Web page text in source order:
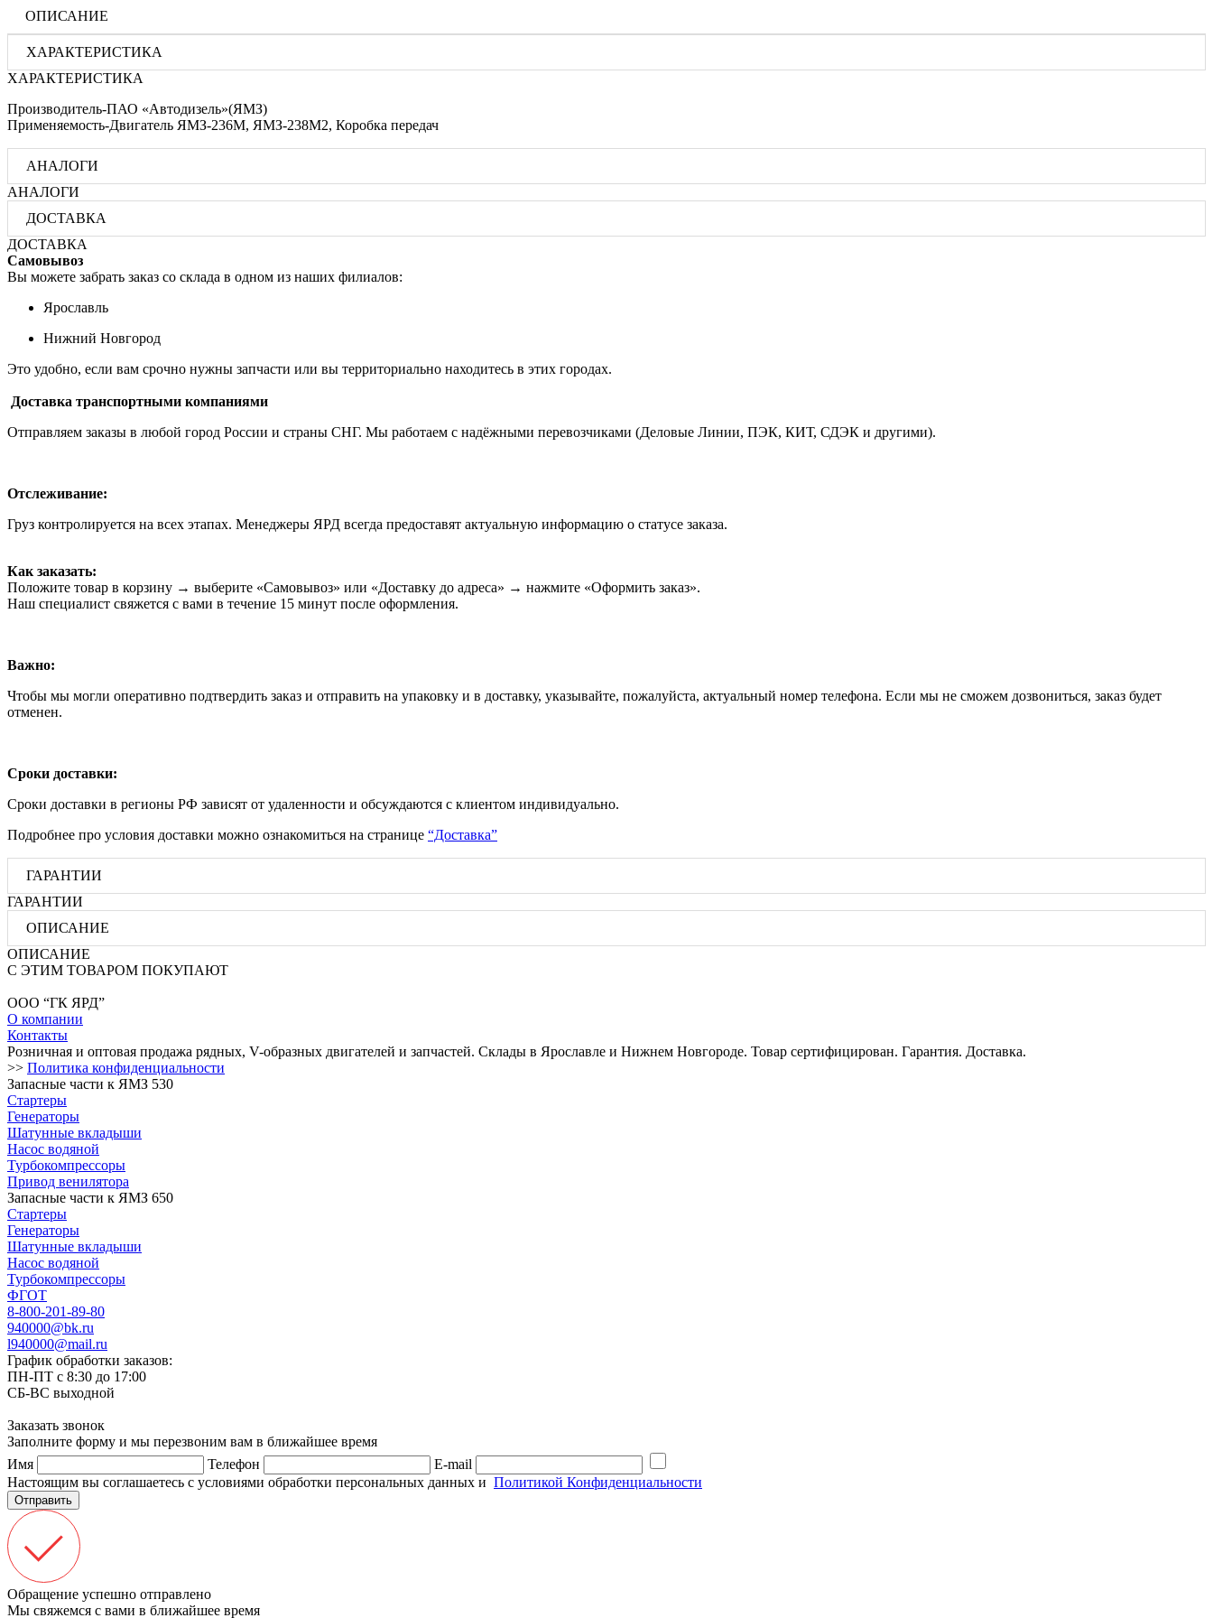
ОПИСАНИЕ
ХАРАКТЕРИСТИКА
ХАРАКТЕРИСТИКА
Производитель-ПАО «Автодизель»(ЯМЗ)
Применяемость-Двигатель ЯМЗ-236М, ЯМЗ-238М2, Коробка передач
АНАЛОГИ
АНАЛОГИ
ДОСТАВКА
ДОСТАВКА
Самовывоз
Вы можете забрать заказ со склада в одном из наших филиалов:
Ярославль
Нижний Новгород
Это удобно, если вам срочно нужны запчасти или вы территориально находитесь в этих городах.
Доставка транспортными компаниями
Отправляем заказы в любой город России и страны СНГ. Мы работаем с надёжными перевозчиками (Деловые Линии, ПЭК, КИТ, СДЭК и другими).
Отслеживание:
Груз контролируется на всех этапах. Менеджеры ЯРД всегда предоставят актуальную информацию о статусе заказа.
Как заказать:
Положите товар в корзину → выберите «Самовывоз» или «Доставку до адреса» → нажмите «Оформить заказ».
Наш специалист свяжется с вами в течение 15 минут после оформления.
Важно:
Чтобы мы могли оперативно подтвердить заказ и отправить на упаковку и в доставку, указывайте, пожалуйста, актуальный номер телефона. Если мы не сможем дозвониться, заказ будет
отменен.
Сроки доставки:
Сроки доставки в регионы РФ зависят от удаленности и обсуждаются с клиентом индивидуально.
Подробнее про условия доставки можно ознакомиться на странице “Доставка”
ГАРАНТИИ
ГАРАНТИИ
ОПИСАНИЕ
ОПИСАНИЕ
С ЭТИМ ТОВАРОМ ПОКУПАЮТ
ООО “ГК ЯРД”
О компании
Контакты
Розничная и оптовая продажа рядных, V-образных двигателей и запчастей. Склады в Ярославле и Нижнем Новгороде. Товар сертифицирован. Гарантия. Доставка.
>> Политика конфиденциальности
Запасные части к ЯМЗ 530
Стартеры
Генераторы
Шатунные вкладыши
Насос водяной
Турбокомпрессоры
Привод венилятора
Запасные части к ЯМЗ 650
Стартеры
Генераторы
Шатунные вкладыши
Насос водяной
Турбокомпрессоры
ФГОТ
8-800-201-89-80
940000@bk.ru
l940000@mail.ru
График обработки заказов:
ПН-ПТ с 8:30 до 17:00
СБ-ВС выходной
Заказать звонок
Заполните форму и мы перезвоним вам в ближайшее время
Имя
Телефон
E-mail
Настоящим вы соглашаетесь с условиями обработки персональных данных и Политикой Конфиденциальности
Отправить
Обращение успешно отправлено
Мы свяжемся с вами в ближайшее время